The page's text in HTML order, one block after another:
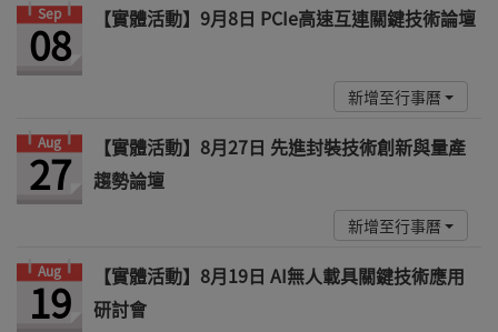
Sep
08 【實體活動】9月8日 PCIe高速互連關鍵技術論壇
新增至行事曆
Aug
27
【實體活動】8月27日 先進封裝技術創新與量產
趨勢論壇
新增至行事曆
Aug
19
【實體活動】8月19日 AI無人載具關鍵技術應用
研討會